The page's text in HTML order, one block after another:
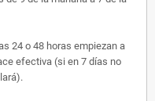
24 o 48 horas empiezan a
efectiva (si en 7 días no